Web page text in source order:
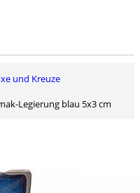
und Kreuze
Legierung blau 5x3 cm